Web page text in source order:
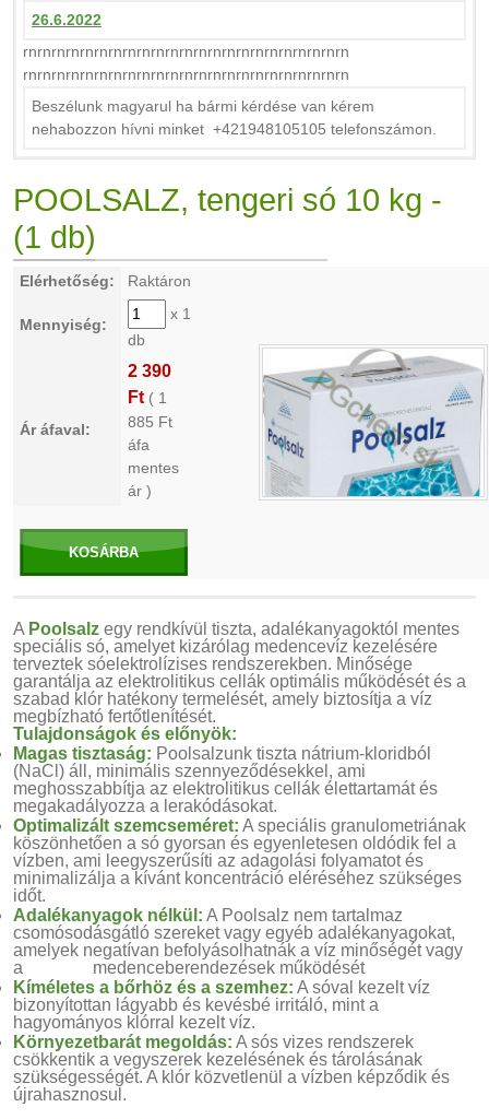
26.6.2022
rnrnrnrnrnrnrnrnrnrnrnrnrnrnrnrnrnrnrnrnrnrnrn
rnrnrnrnrnrnrnrnrnrnrnrnrnrnrnrnrnrnrnrnrnrnrn
Beszélunk magyarul ha bármi kérdése van kérem
nehabozzon hívni minket +421948105105 telefonszámon.
POOLSALZ, tengeri só 10 kg -
(1 db)
Elérhetőség: Raktáron
Mennyiség:
x 1
db
Ár áfaval:
2 390
Ft ( 1
885 Ft
áfa
mentes
ár )
KOSÁRBA
A Poolsalz egy rendkívül tiszta, adalékanyagoktól mentes
speciális só, amelyet kizárólag medencevíz kezelésére
terveztek sóelektrolízises rendszerekben. Minősége
garantálja az elektrolitikus cellák optimális működését és a
szabad klór hatékony termelését, amely biztosítja a víz
megbízható fertőtlenítését.
Tulajdonságok és előnyök:
Magas tisztaság: Poolsalzunk tiszta nátrium-kloridból
(NaCl) áll, minimális szennyeződésekkel, ami
meghosszabbítja az elektrolitikus cellák élettartamát és
megakadályozza a lerakódásokat.
Optimalizált szemcseméret: A speciális granulometriának
köszönhetően a só gyorsan és egyenletesen oldódik fel a
vízben, ami leegyszerűsíti az adagolási folyamatot és
minimalizálja a kívánt koncentráció eléréséhez szükséges
időt.
Adalékanyagok nélkül: A Poolsalz nem tartalmaz
csomósodásgátló szereket vagy egyéb adalékanyagokat,
amelyek negatívan befolyásolhatnák a víz minőségét vagy
a medenceberendezések működését
Kíméletes a bőrhöz és a szemhez: A sóval kezelt víz
bizonyítottan lágyabb és kevésbé irritáló, mint a
hagyományos klórral kezelt víz.
Környezetbarát megoldás: A sós vizes rendszerek
csökkentik a vegyszerek kezelésének és tárolásának
szükségességét. A klór közvetlenül a vízben képződik és
újrahasznosul.